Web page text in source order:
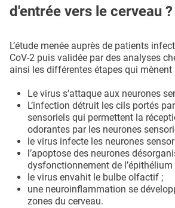
d'entrée vers le cerveau ?
L’étude menée auprès de patients
CoV-2 puis validée par des analyses
ainsi les différentes étapes qui mènent
Le virus s’attaque aux neurones
L’infection détruit les cils portés
sensoriels qui permettent la
odorantes par les neurones
le virus infecte les neurones
l’apoptose des neurones
dysfonctionnement de
le virus envahit le bulbe olfactif ;
une neuroinflammation se
zones du cerveau.